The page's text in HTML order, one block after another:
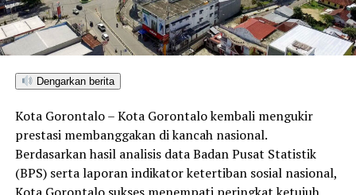
EDUART WOLOK
HARI PENDIDIKAN NASIONAL
INOVASI PERGURUAN TINGGI
KAMPUS BERDAMPAK
KARAKTER MAHASISWA
MRPTNI
MUTU PENDIDIKAN TINGGI
PENDIDIKAN ADAPTIF
SIVITAS AKADEMIKA UNG
UNIVERSITAS NEGERI GORONTALO
UP NEXT
Lepas Landas 9 Mei: Jadwal Keberangkatan 12 ASN Calon
Jemaah Haji Kabupaten Pohuwato
DON'T MISS
Dengarkan berita
Kota Gorontalo – Kota Gorontalo kembali mengukir
prestasi membanggakan di kancah nasional.
Berdasarkan hasil analisis data Badan Pusat Statistik
(BPS) serta laporan indikator ketertiban sosial nasional,